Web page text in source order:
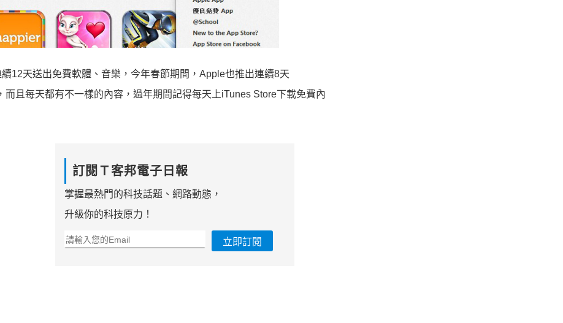
12天送出免費軟體、音樂，今年春節期間，Apple也推出連續8天
且每天都有不一樣的內容，過年期間記得每天上iTunes Store下載免費內
訂閱Ｔ客邦電子日報
掌握最熱門的科技話題、網路動態，
升級你的科技原力！
立即訂閱